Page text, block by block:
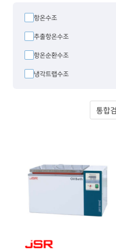
항온수조
추출항온수조
항온순환수조
냉각트랩수조